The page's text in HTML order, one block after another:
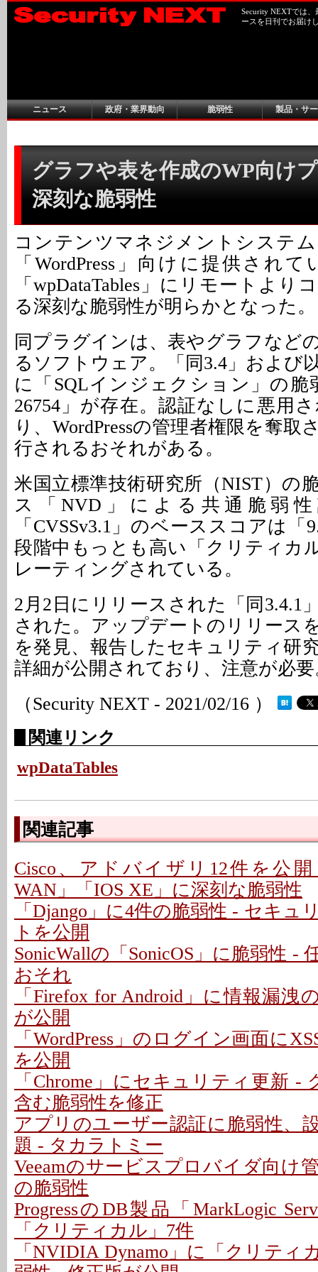
Security NEXTでは
ースを日刊でお届け
ニュース 政府・業界動向 脆弱性 製品・サ
グラフや表を作成のWP向け
深刻な脆弱性
コンテンツマネジメントシステ
「WordPress」向けに提供され
「wpDataTables」にリモートより
る深刻な脆弱性が明らかとなった。
同プラグインは、表やグラフなど
るソフトウェア。「同3.4」および
に「SQLインジェクション」の脆
26754」が存在。認証なしに悪用
り、WordPressの管理者権限を奪取
行されるおそれがある。
米国立標準技術研究所（NIST）の
ス「NVD」による共通脆弱
「CVSSv3.1」のベーススコアは「
段階中もっとも高い「クリティカ
レーティングされている。
2月2日にリリースされた「同3.4.1
された。アップデートのリリース
を発見、報告したセキュリティ研
詳細が公開されており、注意が必
（Security NEXT - 2021/02/16 ）
関連リンク
wpDataTables
関連記事
Cisco、アドバイザリ12件を公開
WAN」「IOS XE」に深刻な脆弱性
「Django」に4件の脆弱性 - セキュ
トを公開
SonicWallの「SonicOS」に脆弱性 -
おそれ
「Firefox for Android」に情報漏洩
が公開
「WordPress」のログイン画面に
を公開
「Chrome」にセキュリティ更新 -
含む脆弱性を修正
アプリのユーザー認証に脆弱性、
題 - タカラトミー
Veeamのサービスプロバイダ向け
の脆弱性
ProgressのDB製品「MarkLogic
「クリティカル」7件
「NVIDIA Dynamo」に「クリティ